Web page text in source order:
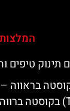
המלצות
תינוק טיפים
בראווה –